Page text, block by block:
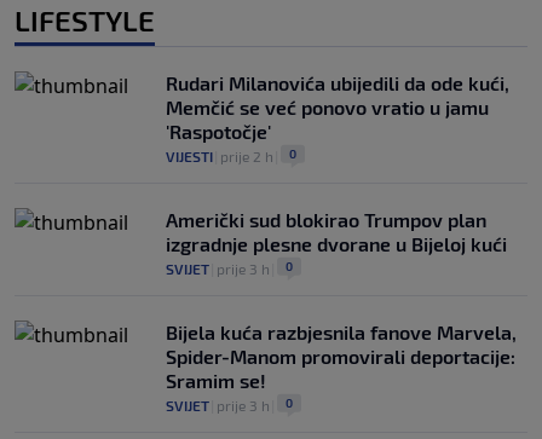
LIFESTYLE
Rudari Milanovića ubijedili da ode kući,
Memčić se već ponovo vratio u jamu
'Raspotočje'
VIJESTI prije 2 h 0
Američki sud blokirao Trumpov plan
izgradnje plesne dvorane u Bijeloj kući
SVIJET prije 3 h 0
Bijela kuća razbjesnila fanove Marvela,
Spider-Manom promovirali deportacije:
Sramim se!
SVIJET prije 3 h 0